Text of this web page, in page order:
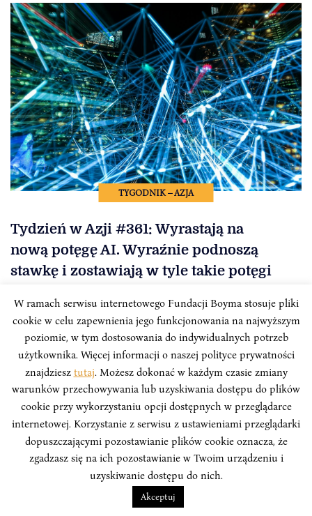
TYGODNIK – AZJA
Tydzień w Azji #361: Wyrastają na
nową potęgę AI. Wyraźnie podnoszą
stawkę i zostawiają w tyle takie potęgi
Przegląd Tygodnia w Azji to zbiór najważniejszych
informacji ze świata polityki i gospodarki państw
azjatyckich mijającego tygodnia, tworzony przez
analityków Instytutu Boyma we współpracy z Polskim
Towarzystwem Wspierania Przedsiębiorczości.
W ramach serwisu internetowego Fundacji Boyma stosuje pliki
cookie w celu zapewnienia jego funkcjonowania na najwyższym
poziomie, w tym dostosowania do indywidualnych potrzeb
użytkownika. Więcej informacji o naszej polityce prywatności
znajdziesz tutaj. Możesz dokonać w każdym czasie zmiany
warunków przechowywania lub uzyskiwania dostępu do plików
cookie przy wykorzystaniu opcji dostępnych w przeglądarce
internetowej. Korzystanie z serwisu z ustawieniami przeglądarki
dopuszczającymi pozostawianie plików cookie oznacza, że
zgadzasz się na ich pozostawianie w Twoim urządzeniu i
uzyskiwanie dostępu do nich.
Akceptuj